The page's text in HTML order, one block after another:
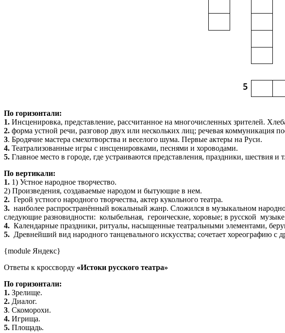
По горизонтали:
1. Инсценировка, представление, рассчитанное на многочисленных зрителей.
2. форма устной речи, разговор двух или нескольких лиц; речевая коммуникация
3. Бродячие мастера смехотворства и веселого шума. Первые актеры на Руси.
4. Театрализованные игры с инсценировками, песнями и хороводами.
5. Главное место в городе, где устраиваются представления, праздники, шествия и
По вертикали:
1. 1) Устное народное творчество.
2) Произведения, создаваемые народом и бытующие в нем.
2. Герой устного народного творчества, актер кукольного театра.
3. наиболее распространённый вокальный жанр. Сложился в музыкальном
следующие разновидности: колыбельная, героические, хоровые; в русской
4. Календарные праздники, ритуалы, насыщенные театральными элементами,
5. Древнейший вид народного танцевального искусства; сочетает хореографию с
{module Яндекс}
Ответы к кроссворду «Истоки русского театра»
По горизонтали:
1. Зрелище.
2. Диалог.
3. Скоморохи.
4. Игрища.
5. Площадь.